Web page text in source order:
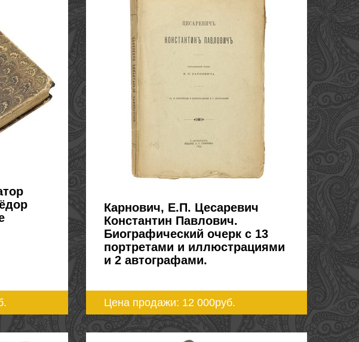
Карнович, Е.П. Цесаревич
Константин Павлович.
Биографический очерк с 13
портретами и иллюстрациями
и 2 автографами.
Цена продажи: 12 000руб.